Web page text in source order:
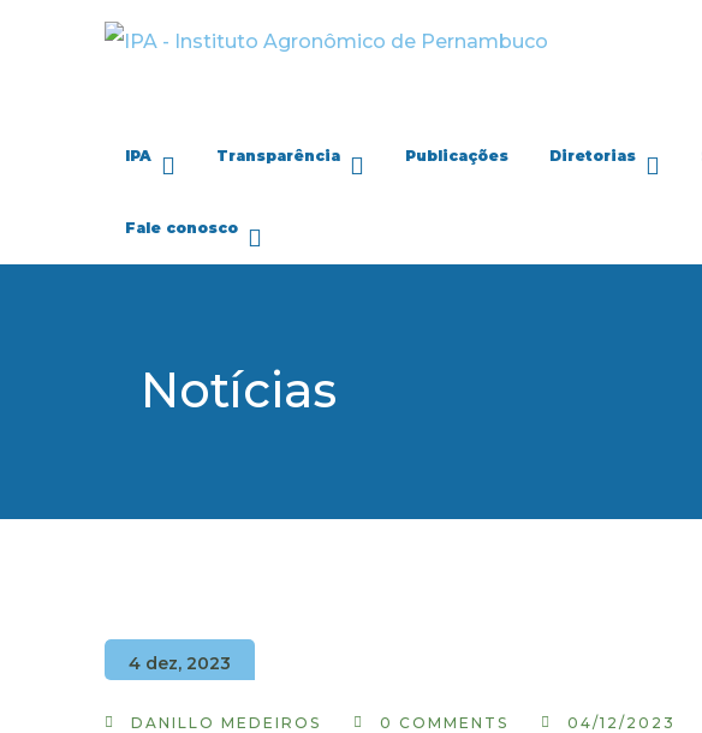
IPA Transparência Publicações Diretorias
Fale conosco
Notícias
4 dez, 2023
DANILLO MEDEIROS 0 COMMENTS 04/12/2023